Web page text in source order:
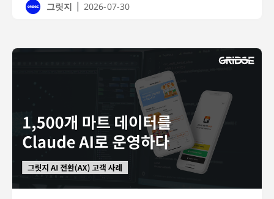
그릿지 | 2026-07-30